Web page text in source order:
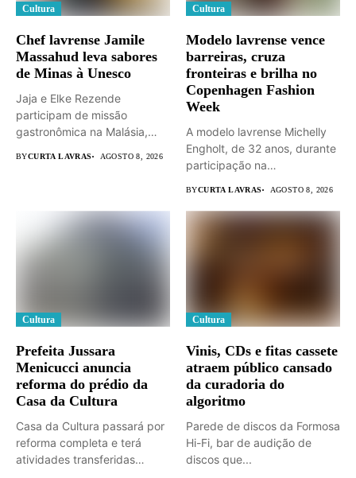
Cultura
Chef lavrense Jamile
Massahud leva sabores
de Minas à Unesco
Jaja e Elke Rezende
participam de missão
gastronômica na Malásia,
BYCURTA LAVRAS AGOSTO 8, 2026
Cultura
Modelo lavrense vence
barreiras, cruza
fronteiras e brilha no
Copenhagen Fashion
Week
A modelo lavrense Michelly
Engholt, de 32 anos, durante
participação na
BYCURTA LAVRAS AGOSTO 8, 2026
Cultura
Prefeita Jussara
Menicucci anuncia
reforma do prédio da
Casa da Cultura
Casa da Cultura passará por
reforma completa e terá
atividades transferidas
Cultura
Vinis, CDs e fitas cassete
atraem público cansado
da curadoria do
algoritmo
Parede de discos da Formosa
Hi-Fi, bar de audição de
discos que...